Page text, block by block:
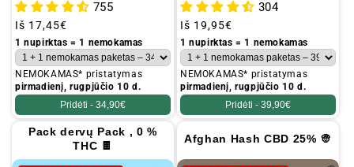
755
Įprastinė
kaina
Iš 17,45€
1 nupirktas = 1 nemokamas
NEMOKAMAS* pristatymas
pirmadienį, rugpjūčio 10 d.
Pridėti - 34,90€
304
Įprastinė
kaina
Iš 19,95€
1 nupirktas = 1 nemokamas
NEMOKAMAS* pristatymas
pirmadienį, rugpjūčio 10 d.
Pridėti - 39,90€
Pack dervų Pack , 0 %
THC 🍫
Afghan Hash CBD 25% 👳